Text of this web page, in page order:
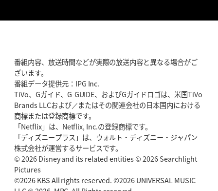
林 琴奈
メリーサ
岩崎
いわさき
こよみ
ドミトリー・
ムセルスキー
番組内容、放送時間などが実際の放送内容と異なる場合がご
ざいます。
番組データ提供元：IPG Inc.
TiVo、Gガイド、G-GUIDE、およびGガイドロゴは、米国TiVo
Brands LLCおよび／またはその関連会社の日本国内における
商標または登録商標です。
「Netflix」は、Netflix, Inc.の登録商標です。
「ディズニープラス」は、ウォルト・ディズニー・ジャパン
株式会社が運営するサービスです。
© 2026 Disney and its related entities © 2026 Searchlight
Pictures
©2026 KBS All rights reserved. ©2026 UNIVERSAL MUSIC